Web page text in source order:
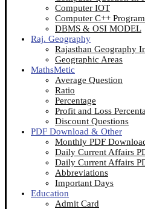
Computer IOT
Computer C++
DBMS & OSI MODEL
Raj. Geography
Rajasthan Geography
Geographic Areas
MathsMetic
Average Question
Ratio
Percentage
Profit and Loss
Discount Questions
PDF Download & Other
Monthly PDF
Daily Current Affairs
Daily Current Affairs
Abbreviations
Important Days
Education
Admit Card